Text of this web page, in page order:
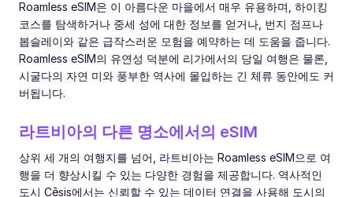
Roamless eSIM은 이 아름다운 마을에서 매우 유용하며, 하이킹
코스를 탐색하거나 중세 성에 대한 정보를 얻거나, 번지 점프나
봅슬레이와 같은 급작스러운 모험을 예약하는 데 도움을 줍니다.
Roamless eSIM의 유연성 덕분에 리가에서의 당일 여행은 물론,
시굴다의 자연 미와 풍부한 역사에 몰입하는 긴 체류 동안에도 커
버됩니다.
라트비아의 다른 명소에서의 eSIM
상위 세 개의 여행지를 넘어, 라트비아는 Roamless eSIM으로 여
행을 더 향상시킬 수 있는 다양한 경험을 제공합니다. 역사적인
도시 Cēsis에서는 신뢰할 수 있는 데이터 연결을 사용해 도시의